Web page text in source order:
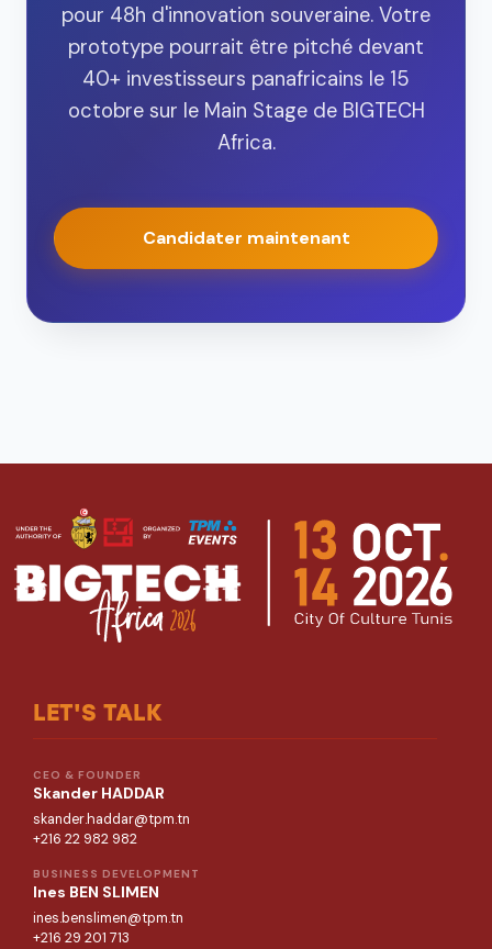
pour 48h d'innovation souveraine. Votre
prototype pourrait être pitché devant
40+ investisseurs panafricains le 15
octobre sur le Main Stage de BIGTECH
Africa.
Candidater maintenant
LET'S TALK
CEO & FOUNDER
Skander HADDAR
skander.haddar@tpm.tn
+216 22 982 982
BUSINESS DEVELOPMENT
Ines BEN SLIMEN
ines.benslimen@tpm.tn
+216 29 201 713